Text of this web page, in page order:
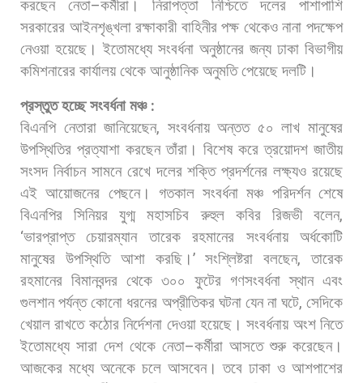
করছেন
নেতা–কর্মীরা। নিরাপত্তা নিশ্চিতে দলের
পাশাপাশি
সরকারের আইনশৃঙ্খলা রক্ষাকারী বাহিনীর পক্ষ থেকেও নানা পদক্ষেপ
নেওয়া হয়েছে। ইতোমধ্যে সংবর্ধনা অনুষ্ঠানের জন্য ঢাকা বিভাগীয়
কমিশনারের কার্যালয় থেকে আনুষ্ঠানিক অনুমতি পেয়েছে দলটি।
প্রস্তুত হচ্ছে সংবর্ধনা মঞ্চ:
বিএনপি নেতারা জানিয়েছেন, সংবর্ধনায় অন্তত ৫০ লাখ মানুষের
উপস্থিতির প্রত্যাশা করছেন তাঁরা। বিশেষ করে ত্রয়োদশ জাতীয়
সংসদ নির্বাচন সামনে রেখে দলের শক্তি প্রদর্শনের লক্ষ্যও রয়েছে
এই আয়োজনের পেছনে। গতকাল সংবর্ধনা মঞ্চ পরিদর্শন শেষে
বিএনপির
সিনিয়র যুগ্ম মহাসচিব রুহুল কবির রিজভী বলেন,
‘ভারপ্রাপ্ত চেয়ারম্যান তারেক রহমানের সংবর্ধনায়
অর্ধকোটি
মানুষের
উপস্থিতি আশা করছি।’সংশ্লিষ্টরা বলছেন,তারেক
রহমানের বিমানবন্দর থেকে ৩০০ ফুটের গণসংবর্ধনা স্থান এবং
গুলশান পর্যন্ত কোনো ধরনের অপ্রীতিকর ঘটনা যেন না ঘটে,সেদিকে
খেয়াল রাখতে কঠোর নির্দেশনা দেওয়া হয়েছে। সংবর্ধনায় অংশ নিতে
ইতোমধ্যে সারা দেশ থেকে নেতা–কর্মীরা আসতে শুরু করেছেন।
আজকের মধ্যে অনেকে চলে আসবেন। তবে ঢাকা ও আশপাশের